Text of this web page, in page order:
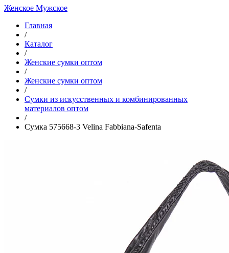
Женское Мужское
Главная
/
Каталог
/
Женские сумки оптом
/
Женские сумки оптом
/
Cумки из искусственных и комбинированных
материалов оптом
/
Сумка 575668-3 Velina Fabbiana-Safenta